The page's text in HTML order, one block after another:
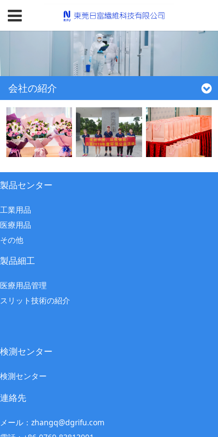
会社の紹介
製品センター
工業用品
医療用品
その他
製品細工
医療用品管理
スリット技術の紹介
検測センター
検測センター
連絡先
メール：zhangq@dgrifu.com